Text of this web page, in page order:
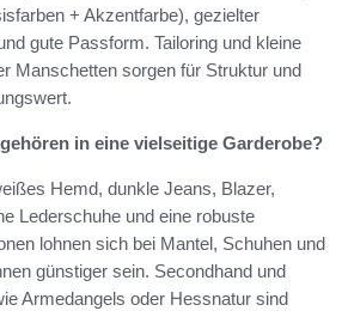
+ Akzentfarbe), gezielter
gute Passform. Tailoring und kleine
Manschetten sorgen für Struktur und
in eine vielseitige Garderobe?
Hemd, dunkle Jeans, Blazer,
Lederschuhe und eine robuste
lohnen sich bei Mantel, Schuhen und
günstiger sein. Secondhand und
Armedangels oder Hessnatur sind